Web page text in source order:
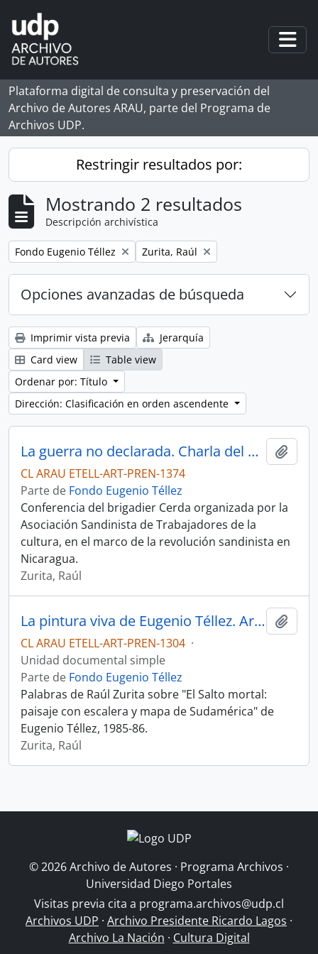
Skip to main content
Plataforma digital de consulta y preservación del
Archivo de Autores ARAU, parte del Programa de
Archivos UDP.
Restringir resultados por:
Mostrando 2 resultados
Descripción archivística
Remove filter:
Fondo Eugenio Téllez Remove filter:
Zurita, Raúl
Opciones avanzadas de búsqueda
Imprimir vista previa
Jerarquía
Card view
Table view
Ordenar por: Título
Dirección: Clasificación en orden ascendente
La guerra no declarada. Charla del Comandante de Brigada Lenín Cerda…
CL ARAU ETELL-ART-PREN-1374
Parte de Fondo Eugenio Téllez
Conferencia del brigadier Cerda organizada por la
Asociación Sandinista de Trabajadores de la
cultura, en el marco de la revolución sandinista en
Nicaragua.
Zurita, Raúl
La pintura viva de Eugenio Téllez. Artículo
CL ARAU ETELL-ART-PREN-1304 ·
Unidad documental simple
Parte de Fondo Eugenio Téllez
Palabras de Raúl Zurita sobre "El Salto mortal:
paisaje con escalera y mapa de Sudamérica" de
Eugenio Téllez, 1985-86.
Zurita, Raúl
© 2026 Archivo de Autores · Programa Archivos ·
Universidad Diego Portales
Visitas previa cita a programa.archivos@udp.cl
Archivos UDP · Archivo Presidente Ricardo Lagos ·
Archivo La Nación · Cultura Digital